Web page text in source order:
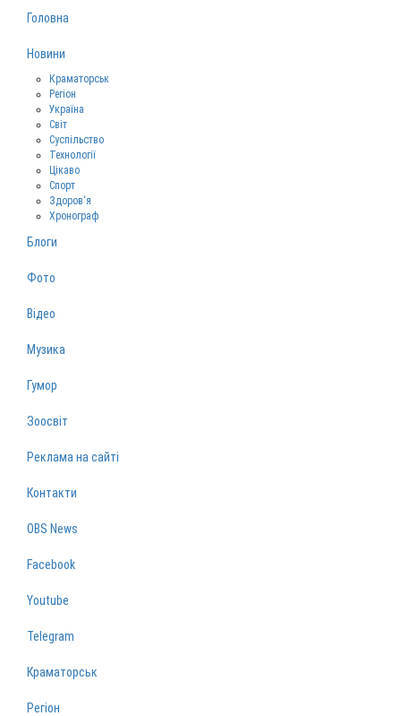
Головна
Новини
Краматорськ
Регіон
Україна
Світ
Суспільство
Технології
Цікаво
Спорт
Здоров‘я
Хронограф
Блоги
Фото
Відео
Музика
Гумор
Зоосвіт
Реклама на сайті
Контакти
OBS News
Facebook
Youtube
Telegram
Краматорськ
Регіон